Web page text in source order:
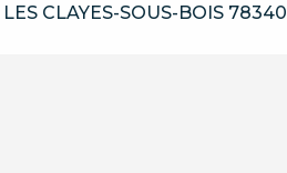
LES CLAYES-SOUS-BOIS 78340